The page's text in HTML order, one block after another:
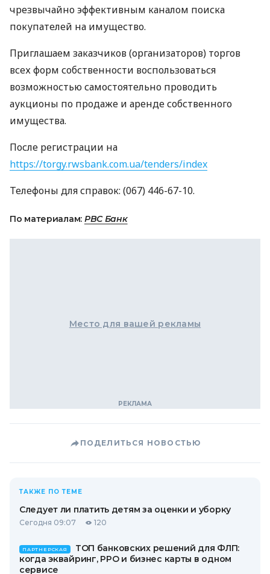
чрезвычайно эффективным каналом поиска
покупателей на имущество.
Приглашаем заказчиков (организаторов) торгов
всех форм собственности воспользоваться
возможностью самостоятельно проводить
аукционы по продаже и аренде собственного
имущества.
После регистрации на
https://torgy.rwsbank.com.ua/tenders/index
Телефоны для справок: (067) 446-67-10.
По материалам: РВС Банк
Место для вашей рекламы
ПОДЕЛИТЬСЯ НОВОСТЬЮ
ТАКЖЕ ПО ТЕМЕ
Следует ли платить детям за оценки и уборку
Сегодня 09:07 120
ПАРТНЕРСКАЯ
ТОП банковских решений для ФЛП:
когда эквайринг, РРО и бизнес карты в одном
сервисе